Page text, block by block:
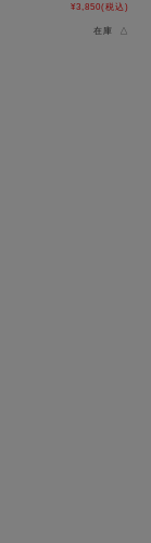
¥3,850(税込)
在庫 △